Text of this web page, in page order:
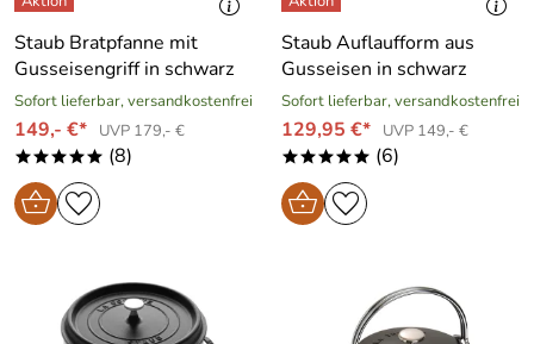
Staub Bratpfanne mit
Gusseisengriff in schwarz
Sofort lieferbar, versandkostenfrei
149,- €* UVP 179,- €
***** (8)
Staub Auflaufform aus
Gusseisen in schwarz
Sofort lieferbar, versandkostenfrei
129,95 €* UVP 149,- €
***** (6)